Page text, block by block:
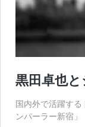
黒田卓也
国内外で活躍す
ンパーラー新宿